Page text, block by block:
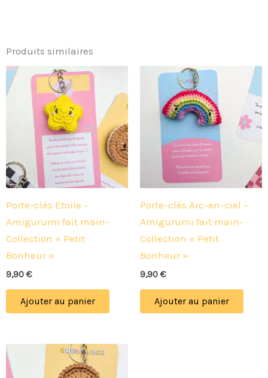
Produits similaires
Porte-clés Etoile -
Amigurumi fait main-
Collection « Petit
Bonheur »
9,90 €
Ajouter au panier
Porte-clés Arc-en-ciel –
Amigurumi fait main-
Collection « Petit
Bonheur »
9,90 €
Ajouter au panier